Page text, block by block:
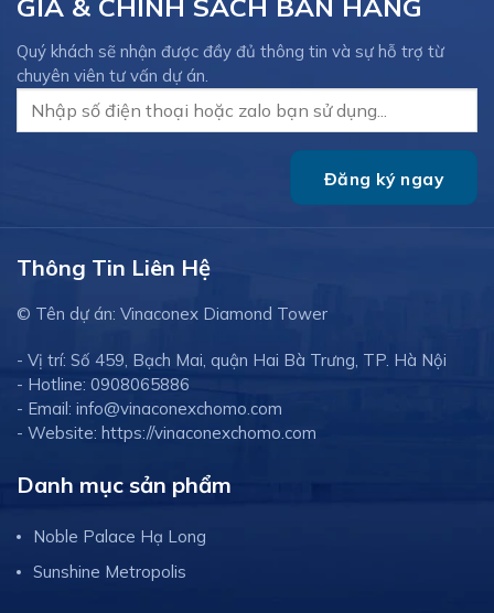
Quý khách sẽ nhận được đầy đủ thông tin và sự hỗ trợ từ
chuyên viên tư vấn dự án.
Thông Tin Liên Hệ
© Tên dự án: Vinaconex Diamond Tower
- Vị trí: Số 459, Bạch Mai, quận Hai Bà Trưng, TP. Hà Nội
- Hotline: 0908065886
- Email: info@vinaconexchomo.com
- Website: https://vinaconexchomo.com
Danh mục sản phẩm
Noble Palace Hạ Long
Sunshine Metropolis